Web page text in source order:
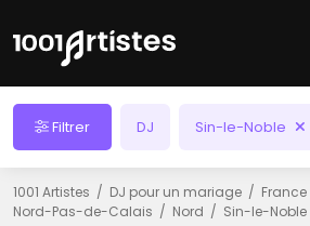
Filtrer DJ Sin-le-Noble
1001 Artistes DJ pour un mariage
France
Nord-Pas-de-Calais
Nord Sin-le-Noble